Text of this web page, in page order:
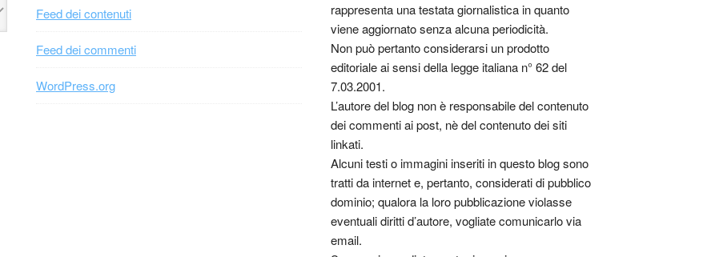
Feed dei contenuti
Feed dei commenti
WordPress.org
rappresenta una testata giornalistica in quanto
viene aggiornato senza alcuna periodicità.
Non può pertanto considerarsi un prodotto
editoriale ai sensi della legge italiana n° 62 del
7.03.2001.
L’autore del blog non è responsabile del contenuto
dei commenti ai post, nè del contenuto dei siti
linkati.
Alcuni testi o immagini inseriti in questo blog sono
tratti da internet e, pertanto, considerati di pubblico
dominio; qualora la loro pubblicazione violasse
eventuali diritti d’autore, vogliate comunicarlo via
email.